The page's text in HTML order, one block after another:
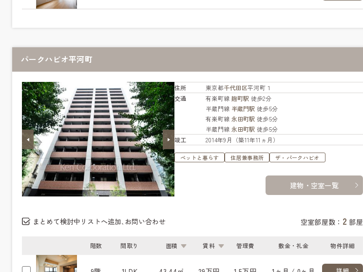
パークハビオ平河町
住所 東京都千代田区平河町１
交通
有楽町線 麹町駅 徒歩2分
半蔵門線 半蔵門駅 徒歩5分
有楽町線 永田町駅 徒歩5分
半蔵門線 永田町駅 徒歩5分
竣工
2014年9月（築11年11ヵ月）
ペットと暮らす 住居兼事務所 ザ・パークハビオ
建物・空室一覧
まとめて検討中リストへ追加､お問い合わせ 空室部屋数： 2 部屋
階数 間取り 面積 賃料 管理費 敷金・礼金 物件詳細
詳細